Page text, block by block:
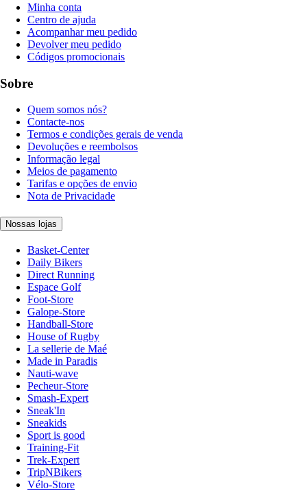
Minha conta
Centro de ajuda
Acompanhar meu pedido
Devolver meu pedido
Códigos promocionais
Sobre
Quem somos nós?
Contacte-nos
Termos e condições gerais de venda
Devoluções e reembolsos
Informação legal
Meios de pagamento
Tarifas e opções de envio
Nota de Privacidade
Nossas lojas
Basket-Center
Daily Bikers
Direct Running
Espace Golf
Foot-Store
Galope-Store
Handball-Store
House of Rugby
La sellerie de Maé
Made in Paradis
Nauti-wave
Pecheur-Store
Smash-Expert
Sneak'In
Sneakids
Sport is good
Training-Fit
Trek-Expert
TripNBikers
Vélo-Store